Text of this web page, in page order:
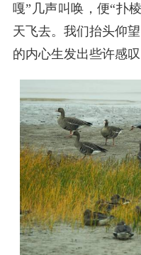
嘎”几声叫唤，便“扑
天飞去。我们抬头仰
的内心生发出些许感